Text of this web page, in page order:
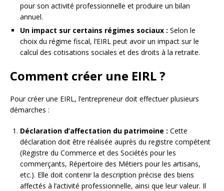
pour son activité professionnelle et produire un bilan
annuel.
Un impact sur certains régimes sociaux : Selon le
choix du régime fiscal, l’EIRL peut avoir un impact sur le
calcul des cotisations sociales et des droits à la retraite.
Comment créer une EIRL ?
Pour créer une EIRL, l’entrepreneur doit effectuer plusieurs
démarches :
Déclaration d’affectation du patrimoine : Cette
déclaration doit être réalisée auprès du registre compétent
(Registre du Commerce et des Sociétés pour les
commerçants, Répertoire des Métiers pour les artisans,
etc.). Elle doit contenir la description précise des biens
affectés à l’activité professionnelle, ainsi que leur valeur. Il